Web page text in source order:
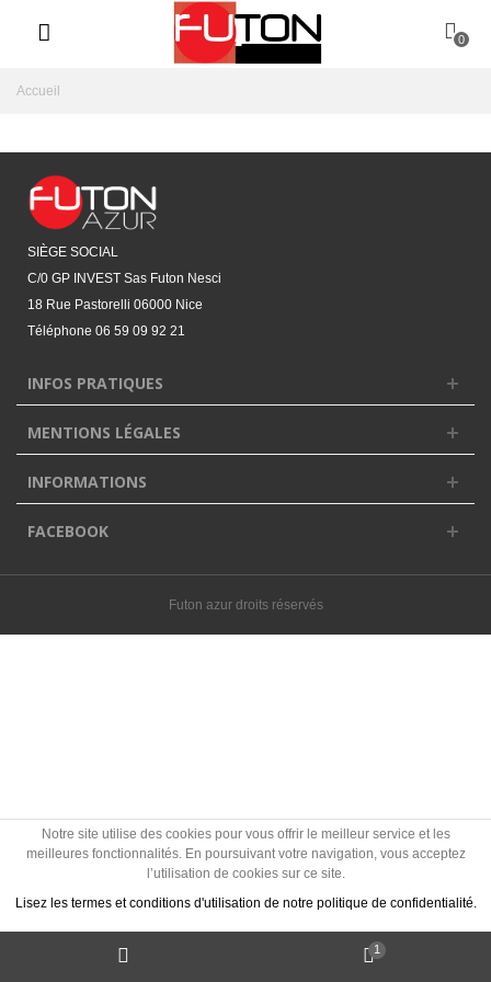
0
Notre site utilise des cookies pour vous offrir le meilleur service et les
meilleures fonctionnalités. En poursuivant votre navigation, vous acceptez
l’utilisation de cookies sur ce site.
Lisez les termes et conditions d'utilisation de notre politique de confidentialité.
Politique des cookies ? J'accepte les Cookies
Accueil
SIÈGE SOCIAL
C/0 GP INVEST Sas Futon Nesci
18 Rue Pastorelli 06000 Nice
Téléphone 06 59 09 92 21‬
INFOS PRATIQUES
MENTIONS LÉGALES
INFORMATIONS
FACEBOOK
Futon azur droits réservés
1